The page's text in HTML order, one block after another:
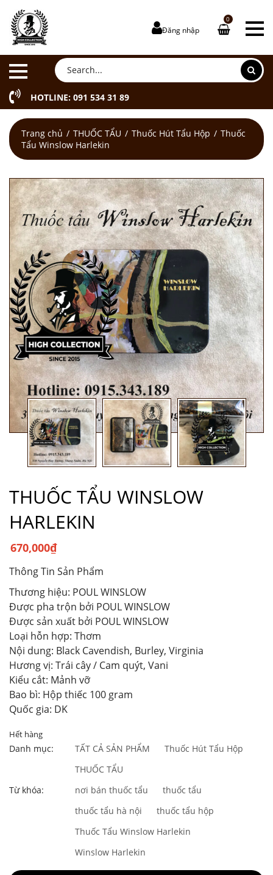
Đăng nhập
0
HOTLINE: 091 534 31 89
Trang chủ THUỐC TẨU Thuốc Hút Tẩu Hộp
Thuốc
Tẩu Winslow Harlekin
THUỐC TẨU WINSLOW
HARLEKIN
670,000₫
Thông Tin Sản Phẩm
Thương hiệu: POUL WINSLOW
Được pha trộn bởi POUL WINSLOW
Được sản xuất bởi POUL WINSLOW
Loại hỗn hợp: Thơm
Nội dung: Black Cavendish, Burley, Virginia
Hương vị: Trái cây / Cam quýt, Vani
Kiểu cắt: Mảnh vỡ
Bao bì: Hộp thiếc 100 gram
Quốc gia: DK
Hết hàng
Danh mục: TẤT CẢ SẢN PHẨM
Thuốc Hút Tẩu Hộp
THUỐC TẨU
Từ khóa:
nơi bán thuốc tẩu
thuốc tẩu
thuốc tẩu hà nội
thuốc tẩu hộp
Thuốc Tẩu Winslow Harlekin
Winslow Harlekin